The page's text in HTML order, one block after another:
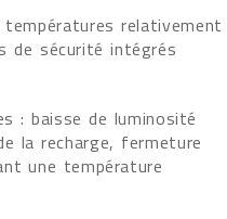
relativement
de sécurité intégrés
: baisse de luminosité
la recharge, fermeture
une température